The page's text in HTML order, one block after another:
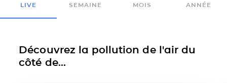
LIVE SEMAINE MOIS ANNÉE
Découvrez la pollution de l'air du
côté de...